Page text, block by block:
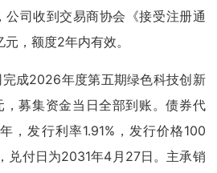
公司收到交易商协会《接受注册通
，额度2年内有效。
成2026年度第五期绿色科技创新
募集资金当日全部到账。债券代
，发行利率1.91%，发行价格100
兑付日为2031年4月27日。主承销